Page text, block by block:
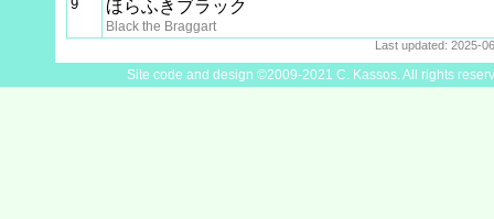
9 ほらふきブラック
Black the Braggart
Last updated: 2025-
Site code and design ©2009-2021 C. Kassos. All rights